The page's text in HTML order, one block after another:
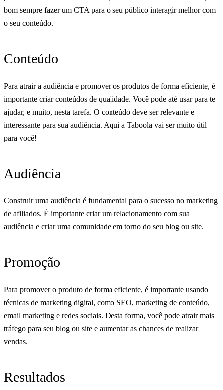
bom sempre fazer um CTA para o seu público interagir melhor com
o seu conteúdo.
Conteúdo
Para atrair a audiência e promover os produtos de forma eficiente, é
importante criar conteúdos de qualidade. Você pode até usar para te
ajudar, e muito, nesta tarefa. O conteúdo deve ser relevante e
interessante para sua audiência. Aqui a Taboola vai ser muito útil
para você!
Audiência
Construir uma audiência é fundamental para o sucesso no marketing
de afiliados. É importante criar um relacionamento com sua
audiência e criar uma comunidade em torno do seu blog ou site.
Promoção
Para promover o produto de forma eficiente, é importante usando
técnicas de marketing digital, como SEO, marketing de conteúdo,
email marketing e redes sociais. Desta forma, você pode atrair mais
tráfego para seu blog ou site e aumentar as chances de realizar
vendas.
Resultados